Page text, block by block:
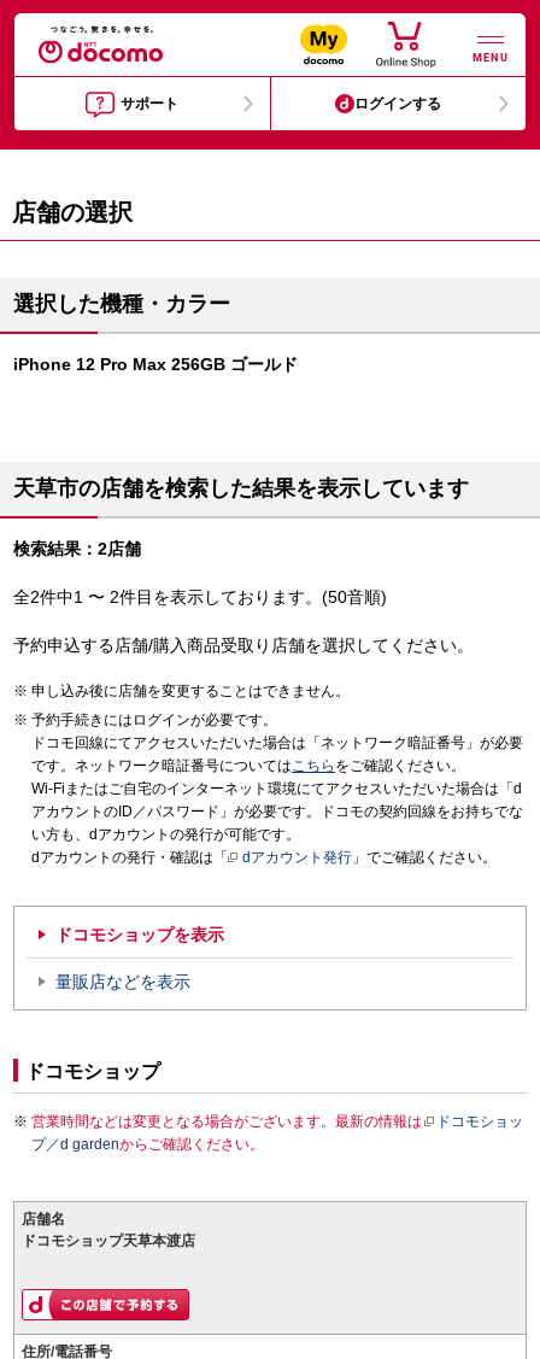
MENU
サポート ログインする
店舗の選択
選択した機種・カラー
iPhone 12 Pro Max 256GB ゴールド
天草市の店舗を検索した結果を表示しています
検索結果：2店舗
全2件中1 〜 2件目を表示しております。(50音順)
予約申込する店舗/購入商品受取り店舗を選択してください。
申し込み後に店舗を変更することはできません。
予約手続きにはログインが必要です。
ドコモ回線にてアクセスいただいた場合は「ネットワーク暗証番号」が必要
です。ネットワーク暗証番号についてはこちら をご確認ください。
Wi-Fiまたはご自宅のインターネット環境にてアクセスいただいた場合は「d
アカウントのID／パスワード」が必要です。ドコモの契約回線をお持ちでな
い方も、dアカウントの発行が可能です。
dアカウントの発行・確認は「
dアカウント発行 」でご確認ください。
ドコモショップを表示
量販店などを表示
ドコモショップ
営業時間などは変更となる場合がございます。最新の情報は
ドコモショッ
プ／d gardenからご確認ください。
店舗名
ドコモショップ天草本渡店
住所/電話番号